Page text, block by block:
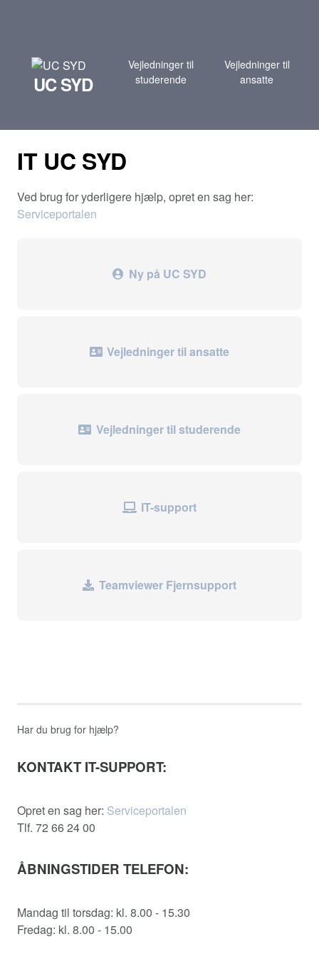
UC SYD
Vejledninger til
studerende
Vejledninger til
ansatte
IT UC SYD
Ved brug for yderligere hjælp, opret en sag her:
Serviceportalen
Ny på UC SYD
Vejledninger til ansatte
Vejledninger til studerende
IT-support
Teamviewer Fjernsupport
Har du brug for hjælp?
KONTAKT IT-SUPPORT:
Opret en sag her: Serviceportalen
Tlf. 72 66 24 00
ÅBNINGSTIDER TELEFON:
Mandag til torsdag: kl. 8.00 - 15.30
Fredag: kl. 8.00 - 15.00